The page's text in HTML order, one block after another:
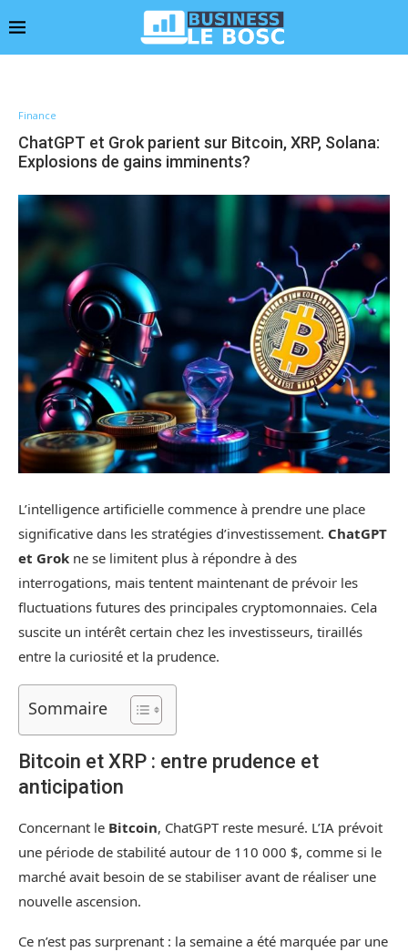
Finance
ChatGPT et Grok parient sur Bitcoin, XRP, Solana:
Explosions de gains imminents?
L’intelligence artificielle commence à prendre une place
significative dans les stratégies d’investissement. ChatGPT
et Grok ne se limitent plus à répondre à des
interrogations, mais tentent maintenant de prévoir les
fluctuations futures des principales cryptomonnaies. Cela
suscite un intérêt certain chez les investisseurs, tiraillés
entre la curiosité et la prudence.
Sommaire
Bitcoin et XRP : entre prudence et
anticipation
Concernant le Bitcoin, ChatGPT reste mesuré. L’IA prévoit
une période de stabilité autour de 110 000 $, comme si le
marché avait besoin de se stabiliser avant de réaliser une
nouvelle ascension.
Ce n’est pas surprenant : la semaine a été marquée par une